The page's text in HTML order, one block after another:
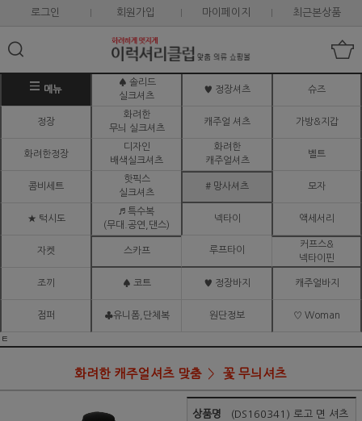
로그인 회원가입 마이페이지 최근본상품
메뉴
♠ 솔리드
실크셔츠
♥ 정장셔츠 슈즈
정장
화려한
무늬 실크셔츠
캐주얼 셔츠 가방&지갑
화려한정장
디자인
배색실크셔츠
화려한
캐주얼셔츠
벨트
콤비세트
핫픽스
실크셔츠
# 망사셔츠 모자
★ 턱시도
♬ 특수복
(무대.공연,댄스)
넥타이 액세서리
자켓 스카프 루프타이
커프스&
넥타이핀
조끼 ♠ 코트 ♥ 정장바지 캐주얼바지
점퍼 ♣유니폼,단체복 원단정보 ♡ Woman
ㅌ
화려한 캐주얼셔츠 맞춤 꽃 무늬셔츠
상품명 (DS160341) 로고 면 셔츠